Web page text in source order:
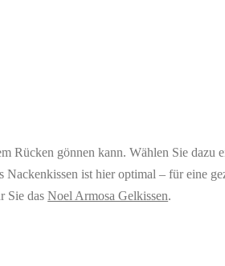
Rücken gönnen kann. Wählen Sie dazu
ist hier optimal – für eine
Sie dasNoel Armosa Gelkissen.